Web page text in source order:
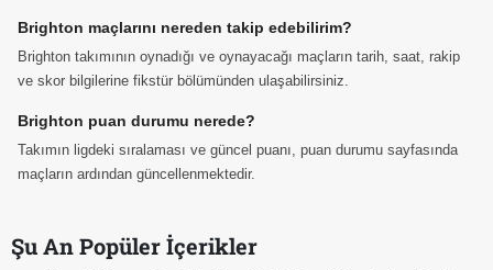
Brighton maçlarını nereden takip edebilirim?
Brighton takımının oynadığı ve oynayacağı maçların tarih, saat, rakip
ve skor bilgilerine fikstür bölümünden ulaşabilirsiniz.
Brighton puan durumu nerede?
Takımın ligdeki sıralaması ve güncel puanı, puan durumu sayfasında
maçların ardından güncellenmektedir.
Şu An Popüler İçerikler